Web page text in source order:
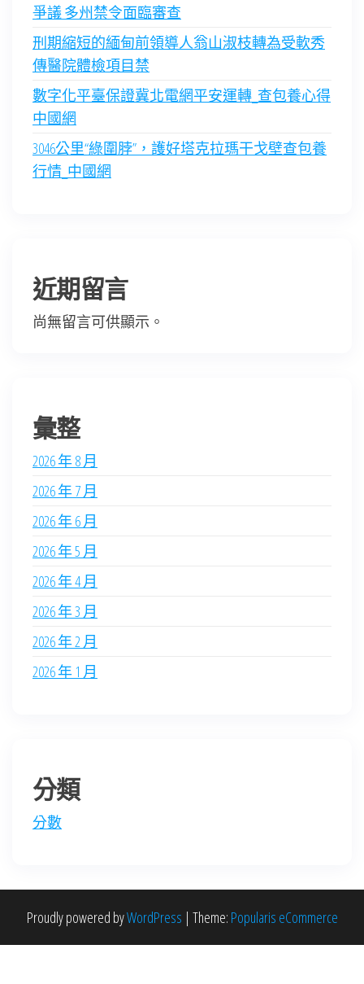
爭議 多州禁令面臨審查
刑期縮短的緬甸前領導人翁山淑枝轉為受軟秀
傳醫院體檢項目禁
數字化平臺保證冀北電網平安運轉_查包養心得
中國網
3046公里“綠圍脖”，護好塔克拉瑪干戈壁查包養
行情_中國網
近期留言
尚無留言可供顯示。
彙整
2026 年 8 月
2026 年 7 月
2026 年 6 月
2026 年 5 月
2026 年 4 月
2026 年 3 月
2026 年 2 月
2026 年 1 月
分類
分數
Proudly powered byWordPress | Theme: Popularis eCommerce